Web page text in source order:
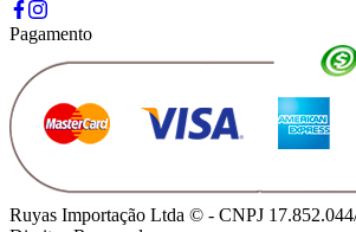
Pagamento
Ruyas Importação Ltda © - CNPJ